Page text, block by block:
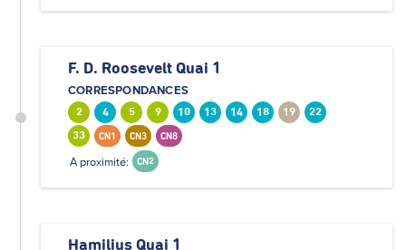
F. D. Roosevelt Quai 1
CORRESPONDANCES
2 4 5 9 10 13 14 18 19
22
33
CN1 CN3 CN8
A proximité: CN2
Hamilius Quai 1